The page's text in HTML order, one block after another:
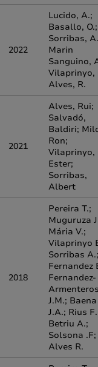
2022
Lucido, A.;
Basallo, O.;
Sorribas,
Marin
Sanguino,
Vilaprinyo,
Alves, R.
2021
Alves, Rui;
Salvadó,
Baldiri;
Ron;
Vilaprinyo,
Ester;
Sorribas,
Albert
2018
Pereira T.;
Muguruza
Mária V.;
Vilaprinyo
Sorribas A.;
Fernandez
Fernandez-
J.M.; Baena
J.A.; Rius
Betriu A.;
Solsona .F;
Alves R.